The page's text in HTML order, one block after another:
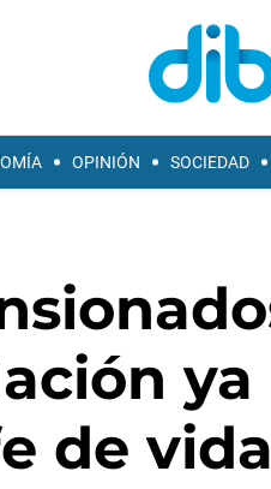
OPINIÓN SOCIEDAD
de